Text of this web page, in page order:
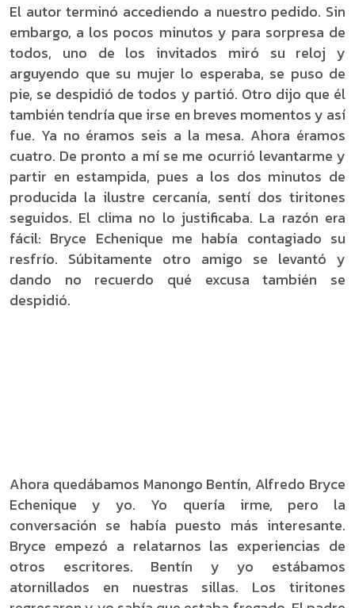
El autor terminó accediendo a nuestro pedido. Sin
embargo, a los pocos minutos y para sorpresa de
todos, uno de los invitados miró su reloj y
arguyendo que su mujer lo esperaba, se puso de
pie, se despidió de todos y partió. Otro dijo que él
también tendría que irse en breves momentos y así
fue. Ya no éramos seis a la mesa. Ahora éramos
cuatro. De pronto a mí se me ocurrió levantarme y
partir en estampida, pues a los dos minutos de
producida la ilustre cercanía, sentí dos tiritones
seguidos. El clima no lo justificaba. La razón era
fácil: Bryce Echenique me había contagiado su
resfrío. Súbitamente otro amigo se levantó y
dando no recuerdo qué excusa también se
despidió.
Ahora quedábamos Manongo Bentín, Alfredo Bryce
Echenique y yo. Yo quería irme, pero la
conversación se había puesto más interesante.
Bryce empezó a relatarnos las experiencias de
otros escritores. Bentín y yo estábamos
atornillados en nuestras sillas. Los tiritones